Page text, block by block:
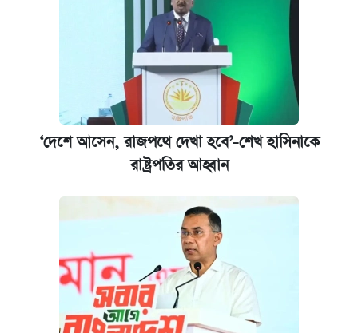
‘দেশে আসেন, রাজপথে দেখা হবে’-শেখ হাসিনাকে
রাষ্ট্রপতির আহ্বান